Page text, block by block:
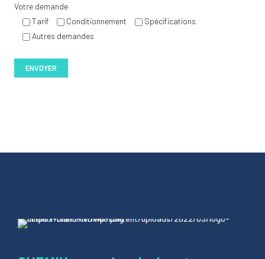
Votre demande
Tarif
Conditionnement
Spécifications
Autres demandes